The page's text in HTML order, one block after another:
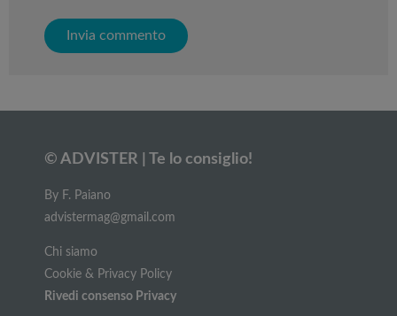
© ADVISTER | Te lo consiglio!
By F. Paiano
advistermag@gmail.com
Chi siamo
Cookie & Privacy Policy
Rivedi consenso Privacy